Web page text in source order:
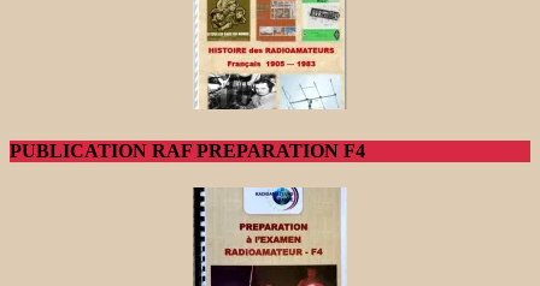
PUBLICATION RAF PREPARATION F4